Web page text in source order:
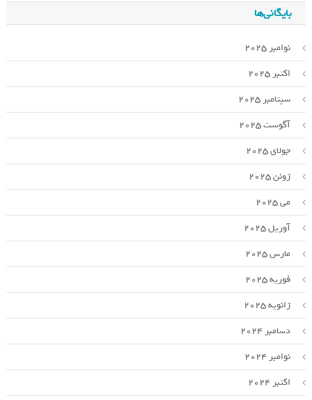
بایگانی‌ها
نوامبر 2025
اکتبر 2025
سپتامبر 2025
آگوست 2025
جولای 2025
ژوئن 2025
می 2025
آوریل 2025
مارس 2025
فوریه 2025
ژانویه 2025
دسامبر 2024
نوامبر 2024
اکتبر 2024